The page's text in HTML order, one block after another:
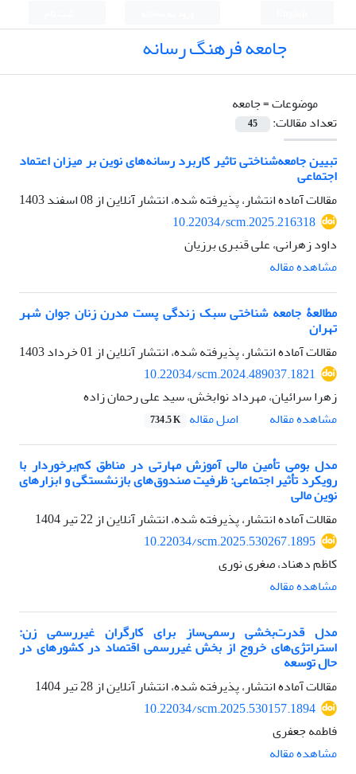
جامعه فرهنگ رسانه
موضوعات =جامعه
تعداد مقالات:
45
تبیین جامعه‌شناختی تاثیر کاربرد رسانه‌های نوین بر میزان اعتماد
اجتماعی
مقالات آماده انتشار، پذیرفته شده، انتشار آنلاین از08 اسفند 1403
10.22034/scm.2025.216318
داود زهرانی، علی قنبری برزیان
مشاهده مقاله
مطالعۀ جامعه شناختی سبک زندگی پست مدرن زنان جوان شهر
تهران
مقالات آماده انتشار، پذیرفته شده، انتشار آنلاین از01 خرداد 1403
10.22034/scm.2024.489037.1821
زهرا سرائیان، مهرداد نوابخش، سید علی رحمان زاده
مشاهده مقاله
اصل مقاله 734.5 K
مدل بومی تأمین مالی آموزش مهارتی در مناطق کم‌برخوردار با
رویکرد تأثیر اجتماعی: ظرفیت صندوق‌های بازنشستگی و ابزارهای
نوین مالی
مقالات آماده انتشار، پذیرفته شده، انتشار آنلاین از22 تیر 1404
10.22034/scm.2025.530267.1895
کاظم دهناد، صغری نوری
مشاهده مقاله
مدل قدرت‌بخشی رسمی‌ساز برای کارگران غیررسمی زن:
استراتژی‌های خروج از بخش غیررسمی اقتصاد در کشورهای در
حال توسعه
مقالات آماده انتشار، پذیرفته شده، انتشار آنلاین از28 تیر 1404
10.22034/scm.2025.530157.1894
فاطمه جعفری
مشاهده مقاله